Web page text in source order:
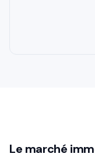
Le marché